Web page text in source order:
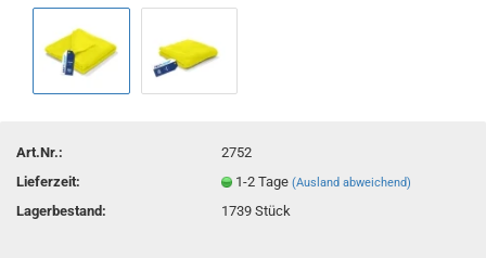
Art.Nr.:
2752
Lieferzeit:
1-2 Tage(Ausland abweichend)
Lagerbestand: 1739Stück